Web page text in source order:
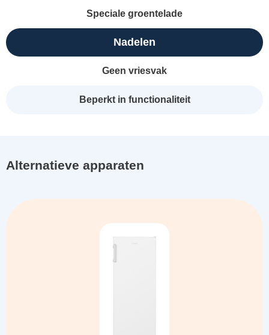
Speciale groentelade
Nadelen
Geen vriesvak
Beperkt in functionaliteit
Alternatieve apparaten